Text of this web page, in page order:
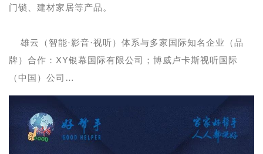
门锁、建材家居等产品。
雄云（智能·影音·视听）体系与多家国际知名企业（品
牌）合作：XY银幕国际有限公司；博威卢卡斯视听国际
（中国）公司…